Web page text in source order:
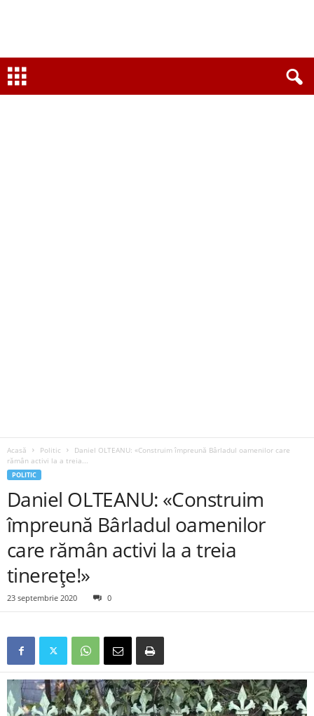
Acasă Politic
Daniel OLTEANU: «Construim împreună Bârladul oamenilor care
rămân activi la a treia...
POLITIC
Daniel OLTEANU: «Construim
împreună Bârladul oamenilor
care rămân activi la a treia
tinerețe!»
23 septembrie 2020 0